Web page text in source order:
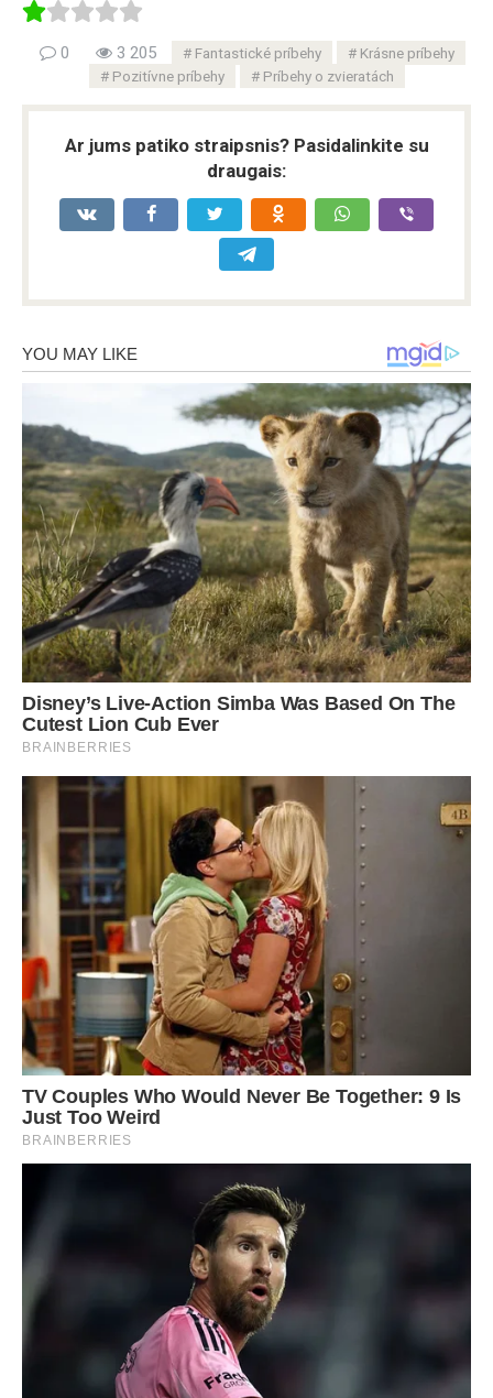
0 3 205 Fantastické príbehy
Krásne príbehy
Pozitívne príbehy
Príbehy o zvieratách
Ar jums patiko straipsnis? Pasidalinkite su
draugais: